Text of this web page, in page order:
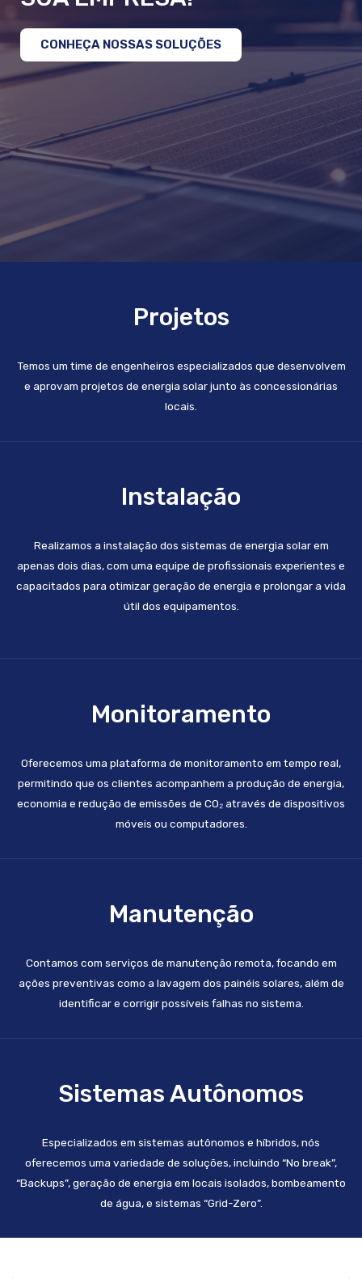
CONHEÇA NOSSAS SOLUÇÕES
Projetos
Temos um time de engenheiros especializados que desenvolvem
e aprovam projetos de energia solar junto às concessionárias
locais.
Instalação
Realizamos a instalação dos sistemas de energia solar em
apenas dois dias, com uma equipe de profissionais experientes e
capacitados para otimizar geração de energia e prolongar a vida
útil dos equipamentos.
Monitoramento
Oferecemos uma plataforma de monitoramento em tempo real,
permitindo que os clientes acompanhem a produção de energia,
economia e redução de emissões de CO₂ através de dispositivos
móveis ou computadores.
Manutenção
Contamos com serviços de manutenção remota, focando em
ações preventivas como a lavagem dos painéis solares, além de
identificar e corrigir possíveis falhas no sistema.
Sistemas Autônomos
Especializados em sistemas autônomos e híbridos, nós
oferecemos uma variedade de soluções, incluindo “No break”,
“Backups”, geração de energia em locais isolados, bombeamento
de água, e sistemas “Grid-Zero”.